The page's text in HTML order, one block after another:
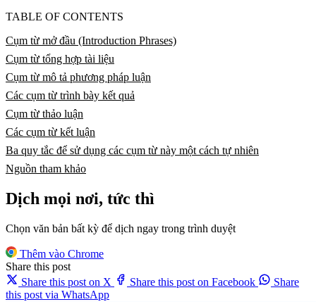
TABLE OF CONTENTS
Cụm từ mở đầu (Introduction Phrases)
Cụm từ tổng hợp tài liệu
Cụm từ mô tả phương pháp luận
Các cụm từ trình bày kết quả
Cụm từ thảo luận
Các cụm từ kết luận
Ba quy tắc để sử dụng các cụm từ này một cách tự nhiên
Nguồn tham khảo
Dịch mọi nơi, tức thì
Chọn văn bản bất kỳ để dịch ngay trong trình duyệt
Thêm vào Chrome
Share this post
Share this post on X
Share this post on Facebook
Share
this post via WhatsApp